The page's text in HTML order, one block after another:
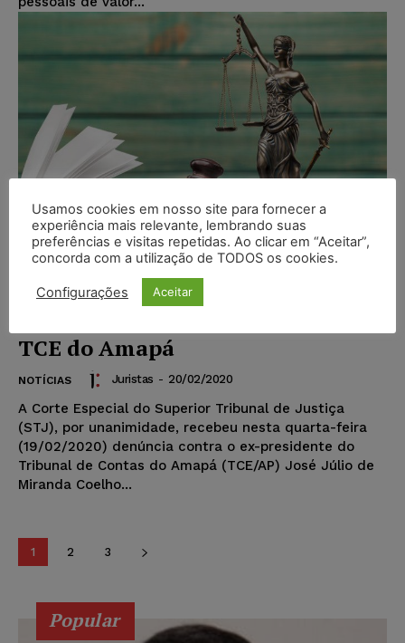
STJ recebe denúncia por lavagem
TCE do Amapá
NOTÍCIAS Juristas - 20/02/2020
A Corte Especial do Superior Tribunal de Justiça
(STJ), por unanimidade, recebeu nesta quarta-feira
(19/02/2020) denúncia contra o ex-presidente do
Tribunal de Contas do Amapá (TCE/AP) José Júlio de
Miranda Coelho...
1 2 3
Popular
Usamos cookies em nosso site para fornecer a
experiência mais relevante, lembrando suas
preferências e visitas repetidas. Ao clicar em “Aceitar”,
concorda com a utilização de TODOS os cookies.
Configurações Aceitar